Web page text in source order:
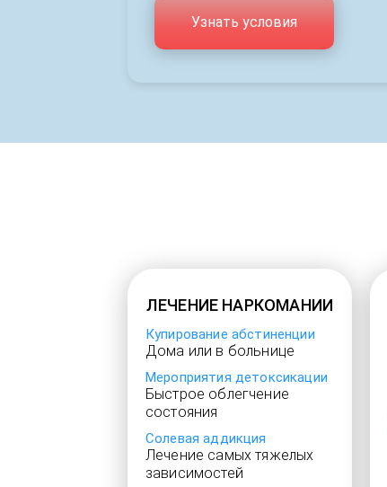
Узнать условия
ЛЕЧЕНИЕ НАРКОМАНИИ
Купирование абстиненции
Дома или в больнице
Мероприятия детоксикации
Быстрое облегчение
состояния
Солевая аддикция
Лечение самых тяжелых
зависимостей